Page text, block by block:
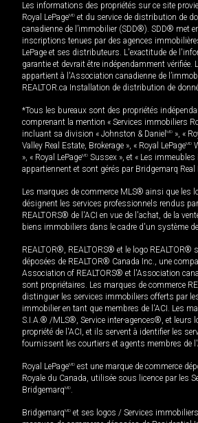
Les informations des propriétés sur ce site
Royal LePageMD et du service de distribution de
canadienne de l’immobilier (SDD®). SDD® met
inscriptions tenues par des agences
LePage et ses distributeurs. L'exactitude de
garantie et devrait être indépendamment vérifiée.
appartient à l'Association canadienne de
REALTOR.ca Installation de distribution de
*Tous les bureaux sont des propriétés
comprenant la mention « Services immobiliers
incluant sa division « Johnston & Daniel MD », «
Valley Real Estate, Brokerage », « Royal LePageMD
», « Royal LePageMD Sussex », et « Les
appartiennent et sont gérés par Bridgemarq Real
Les marques de commerce MLS® ainsi que les
désignent les services professionnels rendus
REALTORS® de l'ACI en vue de l'achat, de la
biens immobiliers dans le cadre d'un système
REALTOR®, REALTORS® et le logo REALTOR®
déposées de REALTOR® Canada Inc., une
Association of REALTORS® et l'Association
sont propriétaires. Les marques de commerce
distinguer les services immobiliers offerts par
immobilier en tant que membres de l'ACI. Les
S.I.A.® /MLS®, Service inter-agences®, et leurs
propriété de l'ACI, et ils servent à identifier les
fournissent les courtiers et agents membres de
Royal LePageMD est une marque de commerce
Royale du Canada, utilisée sous licence par les
BridgemarqMD.
BridgemarqMD et ses logos / Services